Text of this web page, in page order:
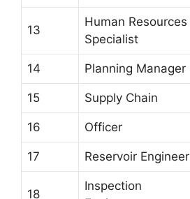
13
Human Resources
Specialist
14 Planning Manager
15 Supply Chain
16 Officer
17 Reservoir Engineer
18
Inspection